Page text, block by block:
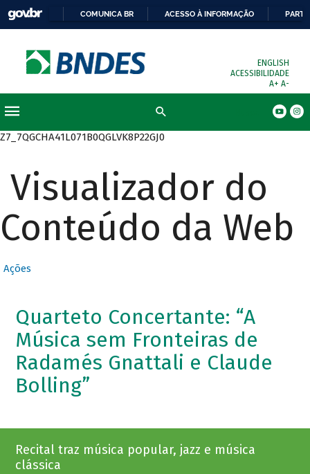
COMUNICA BR ACESSO À INFORMAÇÃO
ENGLISH
ACESSIBILIDADE
A+ A-
Z7_7QGCHA41L071B0QGLVK8P22GJ0
Visualizador do
Conteúdo da Web
Ações
Quarteto Concertante: “A
Música sem Fronteiras de
Radamés Gnattali e Claude
Bolling”
Recital traz música popular, jazz e música
clássica